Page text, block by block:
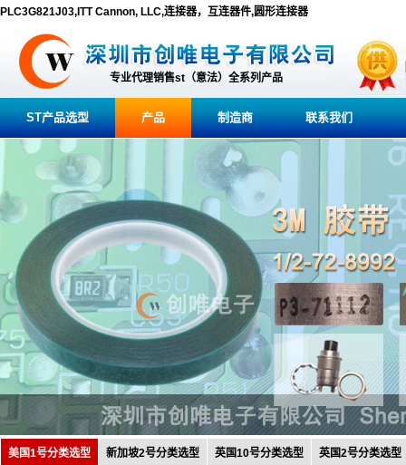
PLC3G821J03,ITT Cannon, LLC,连接器，互连器件,圆形连接器
专业代理销售st（意法）全系列产品
ST产品选型 产品 制造商 联系我们
美国1号分类选型 新加坡2号分类选型 英国10号分类选型 英国2号分类选型